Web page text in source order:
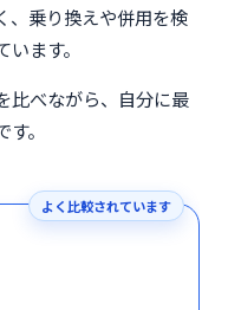
、乗り換えや併用を検
ます。
比べながら、自分に最
。
よく比較されています